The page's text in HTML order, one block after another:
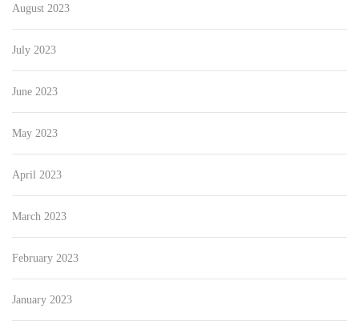
August 2023
July 2023
June 2023
May 2023
April 2023
March 2023
February 2023
January 2023